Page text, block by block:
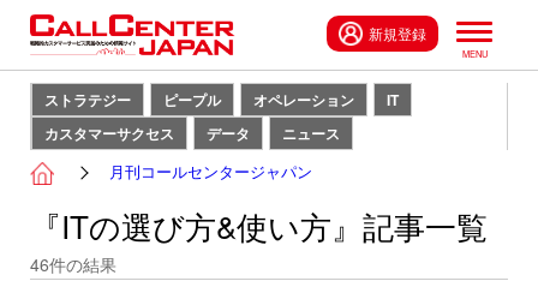
新規登録
ストラテジー ピープル オペレーション
IT
カスタマーサクセス
データ ニュース
月刊コールセンタージャパン
『ITの選び方&使い方』記事一覧
46件の結果